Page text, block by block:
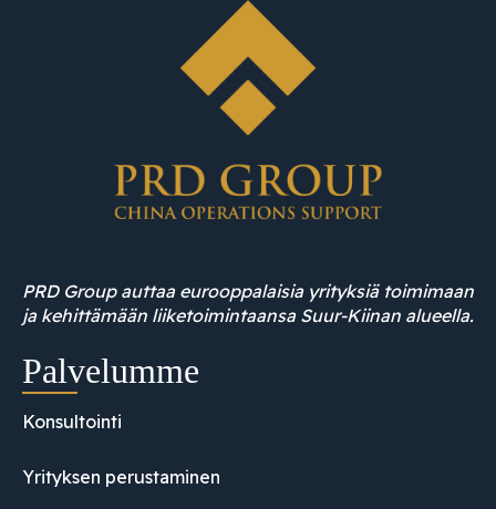
PRD Group auttaa eurooppalaisia yrityksiä toimimaan
ja kehittämään liiketoimintaansa Suur-Kiinan alueella.
Palvelumme
Konsultointi
Yrityksen perustaminen